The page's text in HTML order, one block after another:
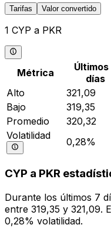
Tarifas Valor convertido
1 CYP a PKR
Métrica
Últimos
días
Alto
321,09
Bajo
319,35
Promedio
320,32
Volatilidad
0,28%
CYP a PKR
Durante los últimos 7
entre 319,35 y 321,09.
0,28% volatilidad.